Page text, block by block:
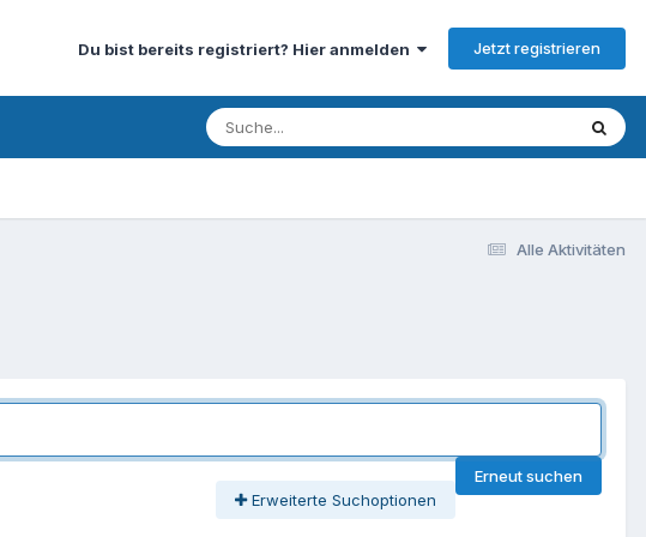
Du bist bereits registriert? Hier anmelden Jetzt registrieren
Alle Aktivitäten
Erneut suchen
Erweiterte Suchoptionen